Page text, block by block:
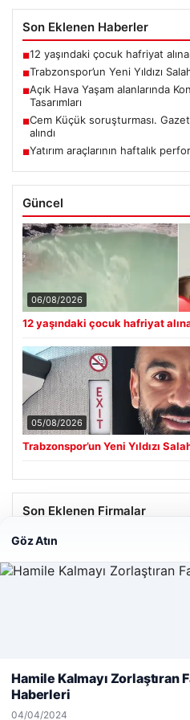
Son Eklenen Haberler
■12 yaşındaki çocuk hafriyat
■Trabzonspor’un Yeni Yıldızı
■Açık Hava Yaşam alanlarında
Tasarımları
■Cem Küçük soruşturması.
alındı
■Yatırım araçlarının haftalık
Güncel
06/08/2026
12 yaşındaki çocuk hafriyat
05/08/2026
Trabzonspor’un Yeni Yıldızı
Son Eklenen Firmalar
Web sitemizi nasıl
kullanıyoruz.Çerez Politikamız
Göz Atın
Hamile Kalmayı Zorlaştıran
Haberleri
04/04/2024